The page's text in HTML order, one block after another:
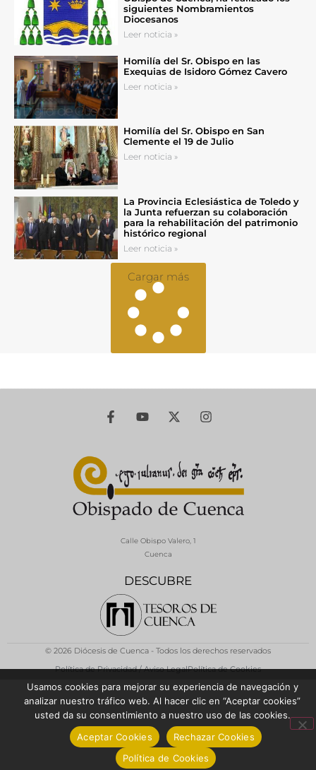
siguientes Nombramientos
Diocesanos
Leer noticia »
Homilía del Sr. Obispo en las
Exequias de Isidoro Gómez Cavero
Leer noticia »
Homilía del Sr. Obispo en San
Clemente el 19 de Julio
Leer noticia »
La Provincia Eclesiástica de Toledo y
la Junta refuerzan su colaboración
para la rehabilitación del patrimonio
histórico regional
Leer noticia »
Cargar más
DESCUBRE
Calle Obispo Valero, 1
Cuenca
© 2026 Diócesis de Cuenca - Todos los derechos reservados
Política de Privacidad / Aviso LegalPolítica de Cookies
Usamos cookies para mejorar su experiencia de navegación y
analizar nuestro tráfico web. Al hacer clic en “Aceptar cookies”
usted da su consentimiento a nuestro uso de las cookies.
Aceptar Cookies
Rechazar Cookies
Política de Cookies